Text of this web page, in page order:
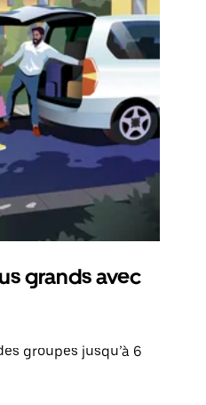
grands avec
groupes jusqu’à 6